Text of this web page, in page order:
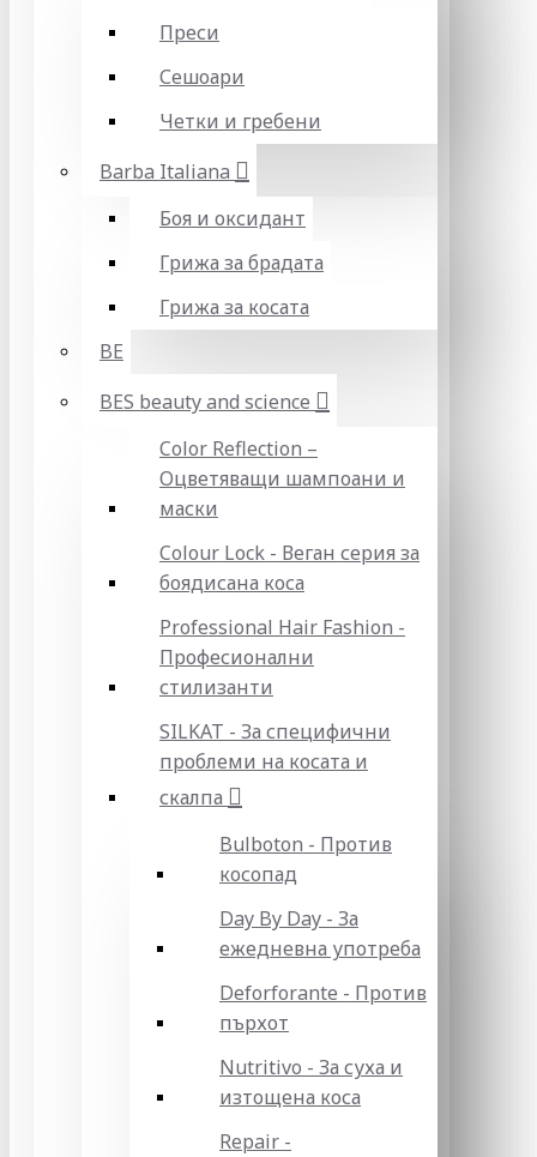
Преси
Сешоари
Четки и гребени
Barba Italiana
Боя и оксидант
Грижа за брадата
Грижа за косата
BE
BES beauty and science
Color Reflection –
Оцветяващи шампоани и
маски
Colour Lock - Веган серия за
боядисана коса
Professional Hair Fashion -
Професионални
стилизанти
SILKAT - За специфични
проблеми на косата и
скалпа
Bulboton - Против
косопад
Day By Day - За
ежедневна употреба
Deforforante - Против
пърхот
Nutritivo - За суха и
изтощена коса
Repair -